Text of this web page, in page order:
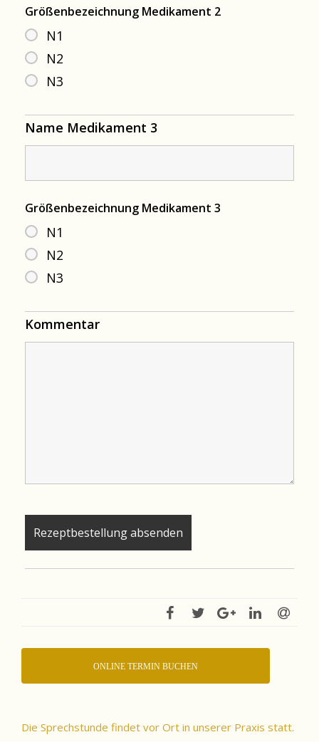
Größenbezeichnung Medikament 2
N1
N2
N3
Name Medikament 3
Größenbezeichnung Medikament 3
N1
N2
N3
Kommentar
ONLINE TERMIN BUCHEN
Die Sprechstunde findet vor Ort in unserer Praxis statt.